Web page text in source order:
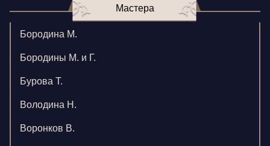
Мастера
Бородина М.
Бородины М. и Г.
Бурова Т.
Володина Н.
Воронков В.